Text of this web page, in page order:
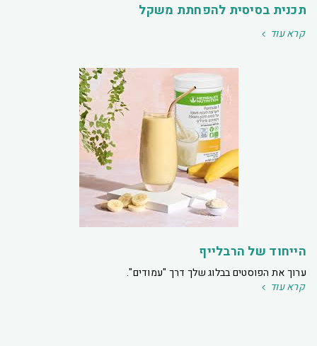
תכנית בסיסית להפחתת משקל
קרא עוד
הייחוד של הרבלייף
ערוך את הפוסטים בבלוג שלך דרך "עמודים".
קרא עוד